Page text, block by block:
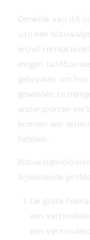
Omwille van dit
van een
en/of
mogen
gebruiken om
gewassen te
watersporten
kunnen een
hebben.
bijkomende
De grote
een
een